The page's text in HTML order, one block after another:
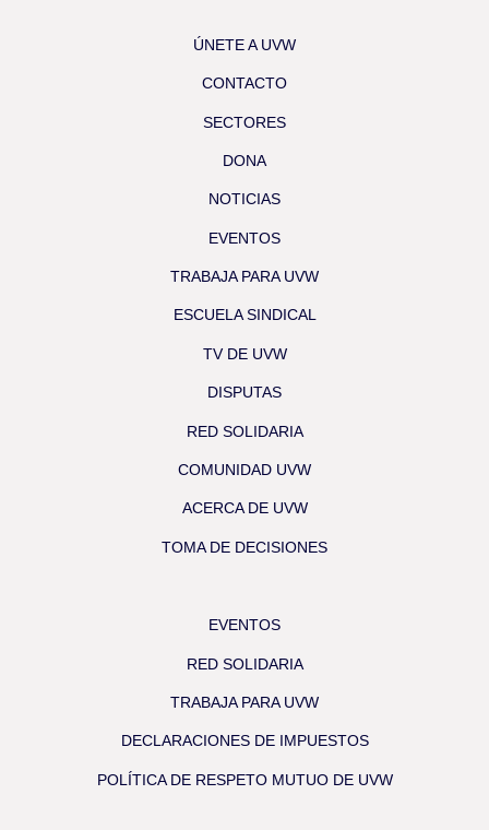
ÚNETE A UVW
CONTACTO
SECTORES
DONA
NOTICIAS
EVENTOS
TRABAJA PARA UVW
ESCUELA SINDICAL
TV DE UVW
DISPUTAS
RED SOLIDARIA
COMUNIDAD UVW
ACERCA DE UVW
TOMA DE DECISIONES
EVENTOS
RED SOLIDARIA
TRABAJA PARA UVW
DECLARACIONES DE IMPUESTOS
POLÍTICA DE RESPETO MUTUO DE UVW